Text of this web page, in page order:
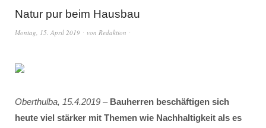
Natur pur beim Hausbau
Montag, 15. April 2019 von Redaktion
Oberthulba, 15.4.2019 – Bauherren beschäftigen sich
heute viel stärker mit Themen wie Nachhaltigkeit als es